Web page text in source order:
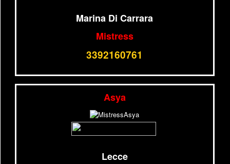
Marina Di Carrara
Mistress
3392160761
Asya
Lecce